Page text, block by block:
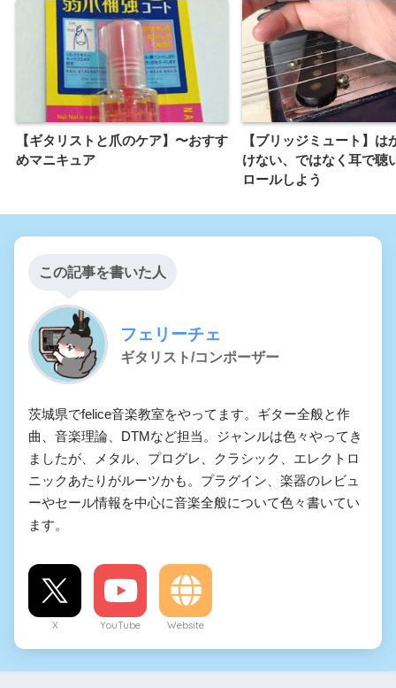
【ギタリストと爪のケア】〜おすす
めマニキュア
【ブリッジミュート】は
けない、ではなく耳で聴
ロールしよう
この記事を書いた人
フェリーチェ
ギタリスト/コンポーザー
茨城県でfelice音楽教室をやってます。ギター全般と作
曲、音楽理論、DTMなど担当。ジャンルは色々やってき
ましたが、メタル、プログレ、クラシック、エレクトロ
ニックあたりがルーツかも。プラグイン、楽器のレビュ
ーやセール情報を中心に音楽全般について色々書いてい
ます。
X YouTube Website